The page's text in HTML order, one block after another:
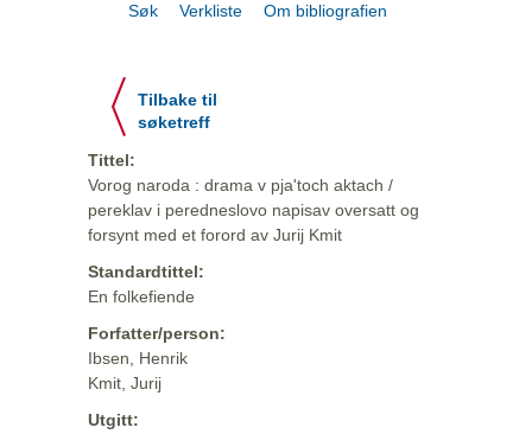
Søk Verkliste Om bibliografien
Tilbake til
søketreff
Tittel:
Vorog naroda : drama v pja'toch aktach /
pereklav i peredneslovo napisav oversatt og
forsynt med et forord av Jurij Kmit
Standardtittel:
En folkefiende
Forfatter/person:
Ibsen, Henrik
Kmit, Jurij
Utgitt: